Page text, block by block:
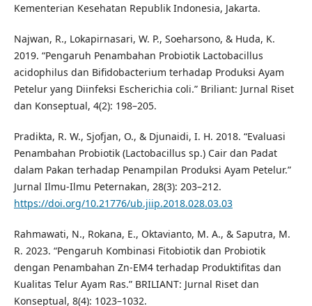
Kementerian Kesehatan Republik Indonesia, Jakarta.
Najwan, R., Lokapirnasari, W. P., Soeharsono, & Huda, K.
2019. “Pengaruh Penambahan Probiotik Lactobacillus
acidophilus dan Bifidobacterium terhadap Produksi Ayam
Petelur yang Diinfeksi Escherichia coli.” Briliant: Jurnal Riset
dan Konseptual, 4(2): 198–205.
Pradikta, R. W., Sjofjan, O., & Djunaidi, I. H. 2018. “Evaluasi
Penambahan Probiotik (Lactobacillus sp.) Cair dan Padat
dalam Pakan terhadap Penampilan Produksi Ayam Petelur.”
Jurnal Ilmu-Ilmu Peternakan, 28(3): 203–212.
https://doi.org/10.21776/ub.jiip.2018.028.03.03
Rahmawati, N., Rokana, E., Oktavianto, M. A., & Saputra, M.
R. 2023. “Pengaruh Kombinasi Fitobiotik dan Probiotik
dengan Penambahan Zn-EM4 terhadap Produktifitas dan
Kualitas Telur Ayam Ras.” BRILIANT: Jurnal Riset dan
Konseptual, 8(4): 1023–1032.